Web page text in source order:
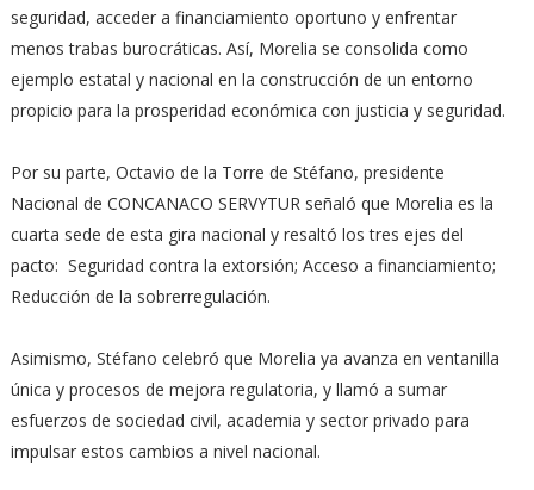
seguridad, acceder a financiamiento oportuno y enfrentar
menos trabas burocráticas. Así, Morelia se consolida como
ejemplo estatal y nacional en la construcción de un entorno
propicio para la prosperidad económica con justicia y seguridad.
Por su parte, Octavio de la Torre de Stéfano, presidente
Nacional de CONCANACO SERVYTUR señaló que Morelia es la
cuarta sede de esta gira nacional y resaltó los tres ejes del
pacto: Seguridad contra la extorsión; Acceso a financiamiento;
Reducción de la sobrerregulación.
Asimismo, Stéfano celebró que Morelia ya avanza en ventanilla
única y procesos de mejora regulatoria, y llamó a sumar
esfuerzos de sociedad civil, academia y sector privado para
impulsar estos cambios a nivel nacional.